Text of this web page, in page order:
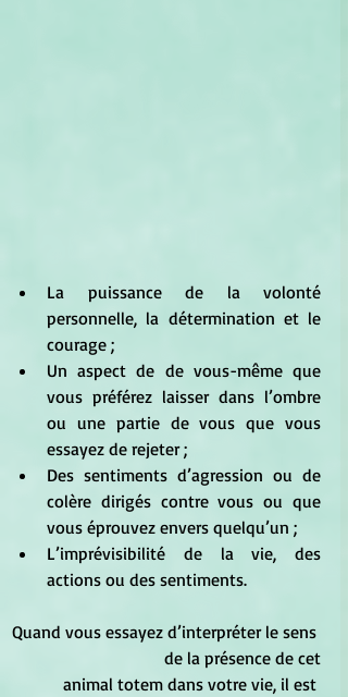
La puissance de la volonté
personnelle, la détermination et le
courage ;
Un aspect de de vous-même que
vous préférez laisser dans l’ombre
ou une partie de vous que vous
essayez de rejeter ;
Des sentiments d’agression ou de
colère dirigés contre vous ou que
vous éprouvez envers quelqu’un ;
L’imprévisibilité de la vie, des
actions ou des sentiments.
Quand vous essayez d’interpréter le sens
de la présence de cet
animal totem dans votre vie, il est